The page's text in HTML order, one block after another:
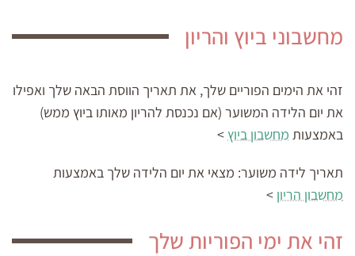
מחשבוני ביוץ והריון
זהי את הימים הפוריים שלך, את תאריך הווסת הבאה שלך ואפילו
את יום הלידה המשוער (אם נכנסת להריון מאותו ביוץ ממש)
באמצעות מחשבון ביוץ >
תאריך לידה משוער: מצאי את יום הלידה שלך באמצעות
מחשבון הריון >
זהי את ימי הפוריות שלך